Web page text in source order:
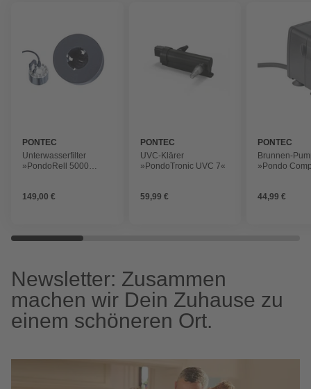
PONTEC
Unterwasserfilter
»PondoRell 5000
149,00 €
PONTEC
UVC-Klärer
»PondoTronic UVC 7«
59,99 €
PONTEC
Brunnen-
»Pondo
44,99 €
Newsletter: Zusammen
machen wir Dein Zuhause zu
einem schöneren Ort.